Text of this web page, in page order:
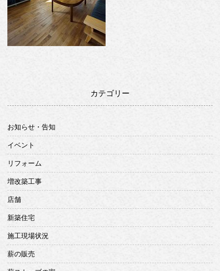
カテゴリー
お知らせ・告知
イベント
リフォーム
増改築工事
店舗
新築住宅
施工現場状況
薪の販売